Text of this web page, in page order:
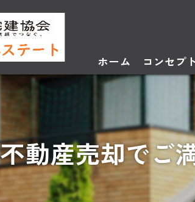
ホーム コンセプト
不動産売却でご